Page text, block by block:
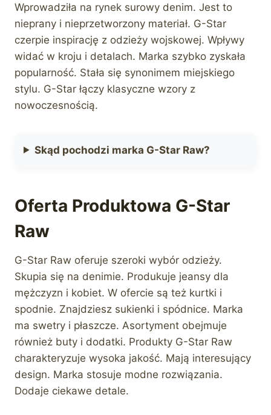
Wprowadziła na rynek surowy denim. Jest to
nieprany i nieprzetworzony materiał. G-Star
czerpie inspirację z odzieży wojskowej. Wpływy
widać w kroju i detalach. Marka szybko zyskała
popularność. Stała się synonimem miejskiego
stylu. G-Star łączy klasyczne wzory z
nowoczesnością.
Skąd pochodzi marka G-Star Raw?
Oferta Produktowa G-Star
Raw
G-Star Raw oferuje szeroki wybór odzieży.
Skupia się na denimie. Produkuje jeansy dla
mężczyzn i kobiet. W ofercie są też kurtki i
spodnie. Znajdziesz sukienki i spódnice. Marka
ma swetry i płaszcze. Asortyment obejmuje
również buty i dodatki. Produkty G-Star Raw
charakteryzuje wysoka jakość. Mają interesujący
design. Marka stosuje modne rozwiązania.
Dodaje ciekawe detale.